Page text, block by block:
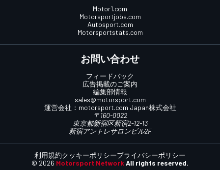
Motor1.com
Motorsportjobs.com
Autosport.com
Motorsportstats.com
お問い合わせ
フィードバック
広告掲載のご案内
編集部情報
sales@motorsport.com
運営会社： motorsport.com Japan株式会社
〒160-0022
東京都新宿区新宿2-12-13
新宿アントレサロンビル2F
© 2026 Motorsport NetworkAll rights reserved.
利用規約クッキーポリシープライバシーポリシー